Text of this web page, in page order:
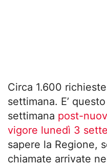
Circa 1.600
settimana. E’
settimana post-
vigore lunedì 3
sapere la Regione,
chiamate arrivate